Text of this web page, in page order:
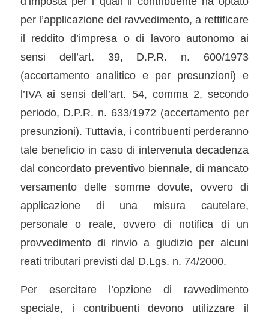
per l’applicazione del ravvedimento, a rettificare
il reddito d’impresa o di lavoro autonomo ai
sensi dell’art. 39, D.P.R. n. 600/1973
(accertamento analitico e per presunzioni) e
l’IVA ai sensi dell’art. 54, comma 2, secondo
periodo, D.P.R. n. 633/1972 (accertamento per
presunzioni). Tuttavia, i contribuenti perderanno
tale beneficio in caso di intervenuta decadenza
dal concordato preventivo biennale, di mancato
versamento delle somme dovute, ovvero di
applicazione di una misura cautelare,
personale o reale, ovvero di notifica di un
provvedimento di rinvio a giudizio per alcuni
reati tributari previsti dal D.Lgs. n. 74/2000.
Per esercitare l’opzione di ravvedimento
speciale, i contribuenti devono utilizzare il